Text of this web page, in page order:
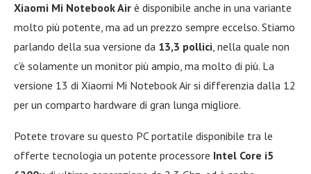
Xiaomi Mi Notebook Air è disponibile anche in una variante
molto più potente, ma ad un prezzo sempre eccelso. Stiamo
parlando della sua versione da 13,3 pollici, nella quale non
c’è solamente un monitor più ampio, ma molto di più. La
versione 13 di Xiaomi Mi Notebook Air si differenzia dalla 12
per un comparto hardware di gran lunga migliore.
Potete trovare su questo PC portatile disponibile tra le
offerte tecnologia un potente processore Intel Core i5